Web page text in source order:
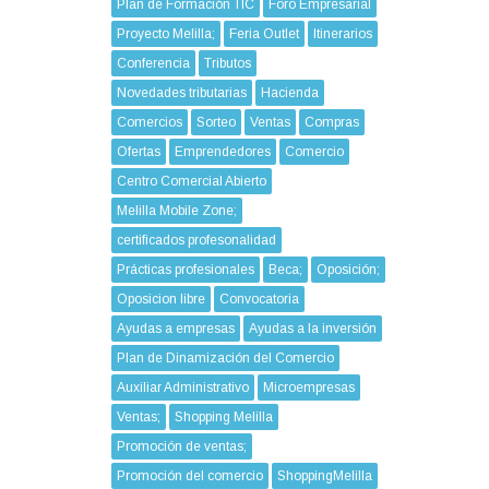
Plan de Formación TIC
Foro Empresarial
Proyecto Melilla;
Feria Outlet
Itinerarios
Conferencia
Tributos
Novedades tributarias
Hacienda
Comercios
Sorteo Ventas
Compras
Ofertas
Emprendedores
Comercio
Centro Comercial Abierto
Melilla Mobile Zone;
certificados profesonalidad
Prácticas profesionales
Beca;
Oposición;
Oposicion libre
Convocatoria
Ayudas a empresas
Ayudas a la inversión
Plan de Dinamización del Comercio
Auxiliar Administrativo
Microempresas
Ventas;
Shopping Melilla
Promoción de ventas;
Promoción del comercio
ShoppingMelilla